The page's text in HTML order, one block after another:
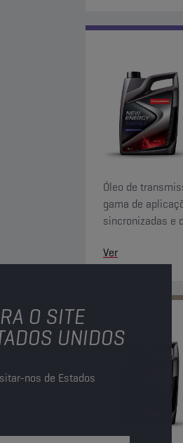
O SITE
UNIDOS
nos de Estados
Óleo de
gama de
sincronizadas e
Ver